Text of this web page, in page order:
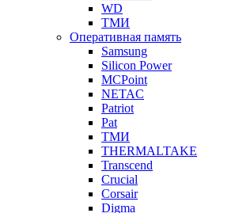
WD
ТМИ
Оперативная память
Samsung
Silicon Power
MCPoint
NETAC
Patriot
Pat
ТМИ
THERMALTAKE
Transcend
Crucial
Corsair
Digma